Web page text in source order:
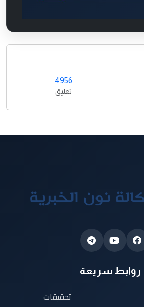
4956
تعليق
روابط سريعة
تحقيقات